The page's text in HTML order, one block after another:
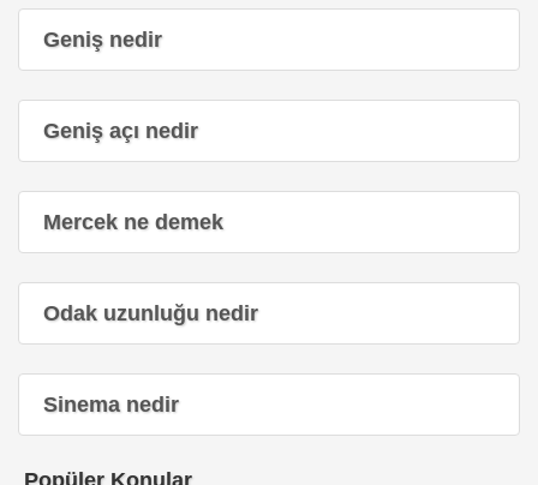
Geniş nedir
Geniş açı nedir
Mercek ne demek
Odak uzunluğu nedir
Sinema nedir